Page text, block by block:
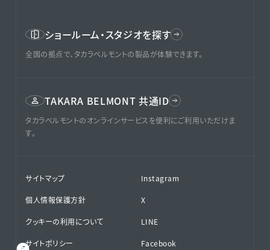
ショールーム・スタジオを探す
全国の拠点で、タカラベルモントの製品が体験できます。
TAKARA BELMONT 共通ID
タカラベルモントのオンラインサービスを便利にご利用いただけま
す。
サイトマップ
個人情報保護方針
クッキーの利用について
サイトポリシー
Instagram
X
LINE
Facebook